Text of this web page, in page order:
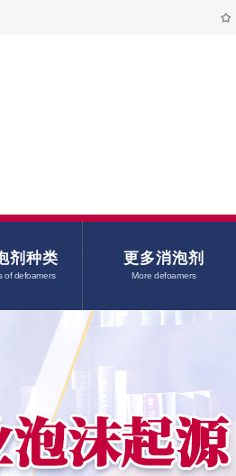
剂种类
of defoamers
更多消泡剂
More defoamers